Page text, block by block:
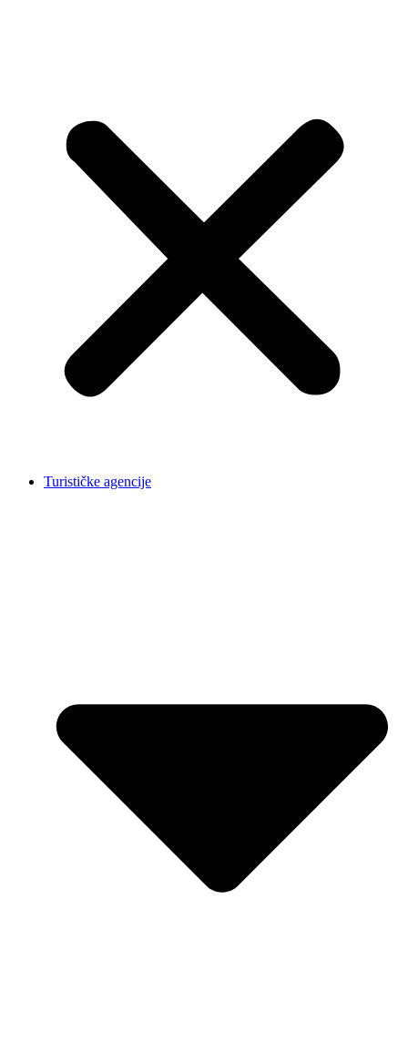
Turističke agencije